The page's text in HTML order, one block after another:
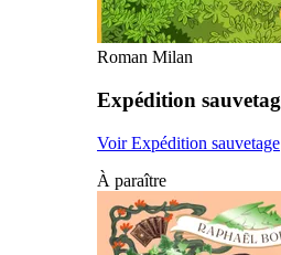
Roman Milan
Expédition
Voir Expédition sauvetage
À paraître